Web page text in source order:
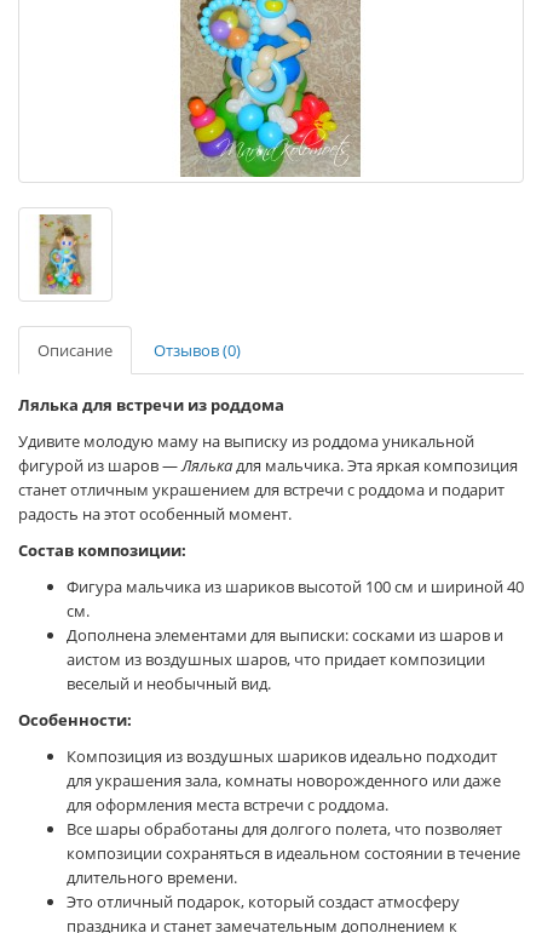
Описание Отзывов (0)
Лялька для встречи из роддома
Удивите молодую маму на выписку из роддома уникальной
фигурой из шаров —Лялькадля мальчика. Эта яркая композиция
станет отличным украшением для встречи с роддома и подарит
радость на этот особенный момент.
Состав композиции:
Фигура мальчика из шариков высотой 100 см и шириной 40
см.
Дополнена элементами для выписки: сосками из шаров и
аистом из воздушных шаров, что придает композиции
веселый и необычный вид.
Особенности:
Композиция из воздушных шариков идеально подходит
для украшения зала, комнаты новорожденного или даже
для оформления места встречи с роддома.
Все шары обработаны для долгого полета, что позволяет
композиции сохраняться в идеальном состоянии в течение
длительного времени.
Это отличный подарок, который создаст атмосферу
праздника и станет замечательным дополнением к